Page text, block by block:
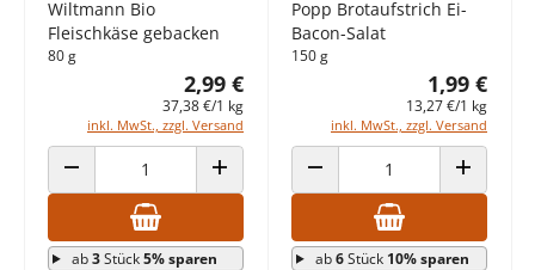
Wiltmann Bio
Fleischkäse gebacken
80 g
2,99 €
37,38 €/1 kg
inkl. MwSt., zzgl. Versand
ANZAHL VERRINGERN ANZAHL ERHÖHEN
ab3Stück5% sparen
Popp Brotaufstrich Ei-
Bacon-Salat
150 g
1,99 €
13,27 €/1 kg
inkl. MwSt., zzgl. Versand
ANZAHL VERRINGERN ANZAHL
ab6Stück 10% sparen